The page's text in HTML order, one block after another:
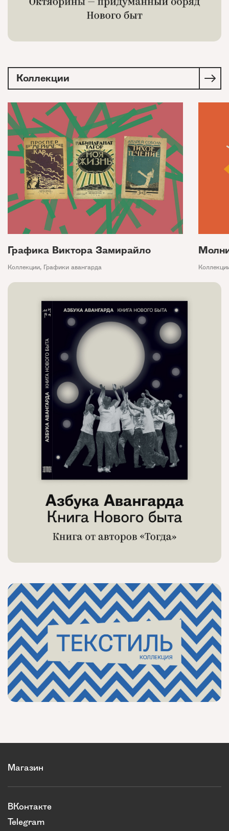
Коллекции
Графика Виктора Замирайло
Коллекции, Графики авангарда
Магазин
ВКонтакте
Telegram